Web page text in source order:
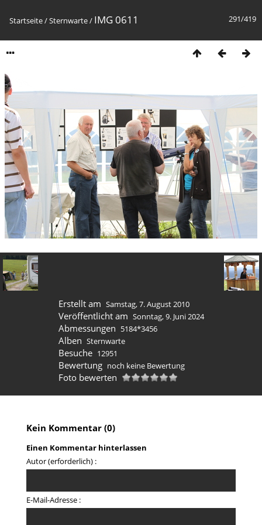
291/419
Startseite/Sternwarte/ IMG 0611
Erstellt am Samstag, 7. August 2010
Veröffentlicht am Sonntag, 9. Juni 2024
Abmessungen 5184*3456
Alben Sternwarte
Besuche 12951
Bewertung noch keine Bewertung
Foto bewerten
Kein Kommentar (0)
Einen Kommentar hinterlassen
Autor (erforderlich) :
E-Mail-Adresse :